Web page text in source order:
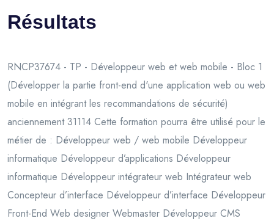
Résultats
RNCP37674 - TP - Développeur web et web mobile - Bloc 1
(Développer la partie front-end d'une application web ou web
mobile en intégrant les recommandations de sécurité)
anciennement 31114 Cette formation pourra être utilisé pour le
métier de : Développeur web / web mobile Développeur
informatique Développeur d’applications Développeur
informatique Développeur intégrateur web Intégrateur web
Concepteur d’interface Développeur d’interface Développeur
Front-End Web designer Webmaster Développeur CMS